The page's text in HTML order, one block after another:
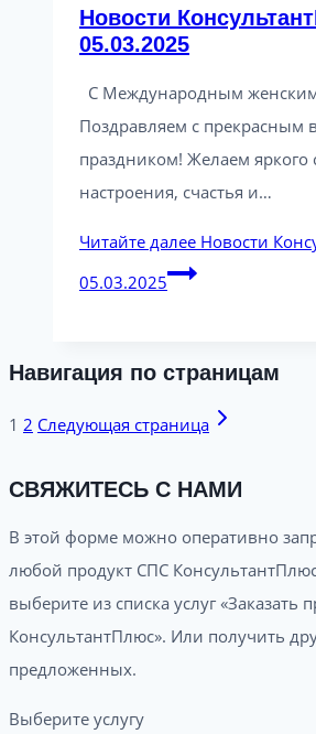
Новости
05.03.2025
С Международным
Поздравляем с прекрасным
праздником! Желаем яркого
настроения, счастья и…
Читайте далее Новости
05.03.2025
Навигация по страницам
1 2 Следующая страница
СВЯЖИТЕСЬ С НАМИ
В этой форме можно оперативно
любой продукт СПС
выберите из списка услуг «Заказать
КонсультантПлюс». Или получить
предложенных.
Выберите услугу